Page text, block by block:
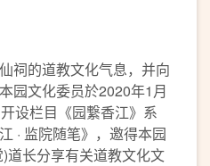
祠的道教文化气息，并向
园文化委员於2020年1月
设栏目《园繋香江》系
· 监院随笔》，邀得本园
道长分享有关道教文化文